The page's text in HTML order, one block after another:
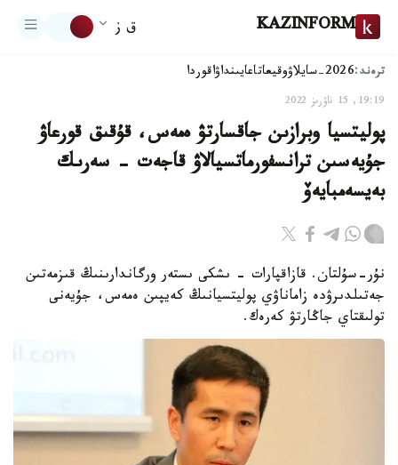
KAZINFORM ق ز
ترەند:2026-سايلاۋ وقيعاتاعايىنداۋاقوردا
19:19, 15 ناۋرىز 2022
پوليتسيا وبرازىن جاقسارتۋ ەمەس، قۇقىق قورعاۋ
جۇيەسىن ترانسفورماتسيالاۋ قاجەت - سەرىك
بەيسەمبايەۆ
نۇر-سۇلتان. قازاقپارات - ىشكى ىستەر ورگاندارىنىڭ قىزمەتىن
جەتىلدىرۋدە زاماناۋي پوليتسيانىڭ كەيپىن ەمەس، جۇيەنى
تولىقتاي جاڭارتۋ كەرەك.